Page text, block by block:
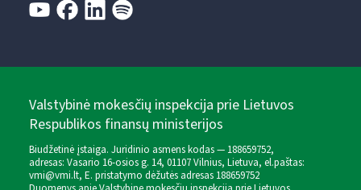
Valstybinė mokesčių inspekcija prie Lietuvos
Respublikos finansų ministerijos
Biudžetinė įstaiga. Juridinio asmens kodas — 188659752,
adresas: Vasario 16-osios g. 14, 01107 Vilnius, Lietuva, el.paštas:
vmi@vmi.lt, E. pristatymo dėžutės adresas 188659752